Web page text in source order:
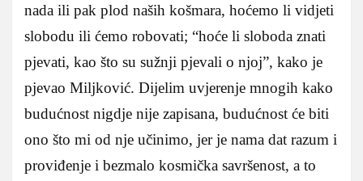
nada ili pak plod naših košmara, hoćemo li vidjeti
slobodu ili ćemo robovati; “hoće li sloboda znati
pjevati, kao što su sužnji pjevali o njoj”, kako je
pjevao Miljković. Dijelim uvjerenje mnogih kako
budućnost nigdje nije zapisana, budućnost će biti
ono što mi od nje učinimo, jer je nama dat razum i
proviđenje i bezmalo kosmička savršenost, a to